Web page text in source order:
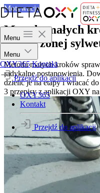
Menu
Menu
OXY365 Kontakt
Przejdź do aplikacji
OXY365
Kontakt
Przejdź do aplikacji
Motywacja
Metoda małych
wymarzonej
Metoda małych kroków
radykalne postanowienia.
dzielić je na etapy i wracać
3 przepisy z aplikacji OXY